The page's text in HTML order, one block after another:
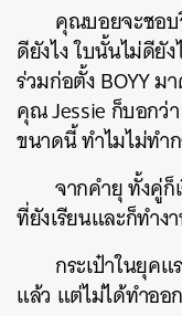
คุณบอยจะชอบ
ดียังไง ใบนั้นไม่ดียั
ร่วมก่อตั้ง BOYY
คุณ Jessie ก็บอกว่
ขนาดนี้ ทำไมไม่ทำก
จากคำยุ ทั้งคู่ก็
ที่ยังเรียนและก็ทำง
กระเป๋าในยุค
แล้ว แต่ไม่ได้ทำออ